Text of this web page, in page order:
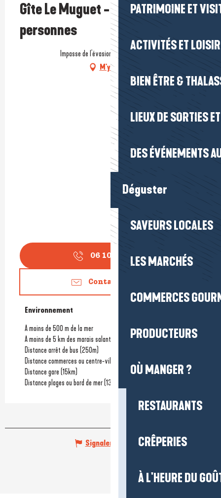
PATRIMOINE ET
ACTIVITÉS ET
BIEN ÊTRE &
LIEUX DE SORTIES
DES ÉVÉNEMENTS
Déguster
SAVEURS LOCALES
LES MARCHÉS
COMMERCES
PRODUCTEURS
OÙ MANGER ?
RESTAURANTS
CRÊPERIES
À L'HEURE DU
Gîte Le Muguet - Maison 4
personnes
Impasse de l'évasion, 44420 La Turballe
M'y rendre
06 10 01 25▒▒
Contactez-nous
Environnement
Environnement
A moins de 500 m de la mer
A moins de 5 km des marais salants
Distance arrêt de bus (250m)
Distance commerces ou centre-ville
Distance gare (15km)
Distance plages ou bord de mer(130m)
Signaler une erreur